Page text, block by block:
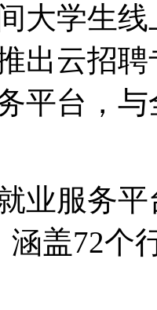
大学生
出云招
平台，
业服务
涵盖72个